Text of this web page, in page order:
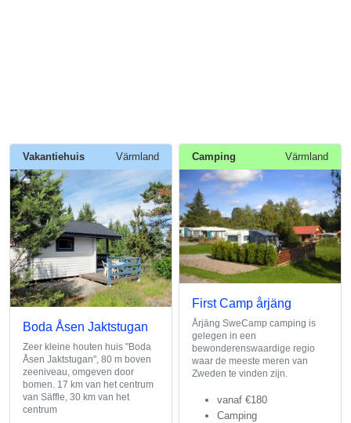
Vakantiehuis Värmland
Boda Åsen Jaktstugan
Zeer kleine houten huis "Boda
Åsen Jaktstugan", 80 m boven
zeeniveau, omgeven door
bomen. 17 km van het centrum
van Säffle, 30 km van het
centrum
Camping Värmland
First Camp årjäng
Årjäng SweCamp camping is
gelegen in een
bewonderenswaardige regio
waar de meeste meren van
Zweden te vinden zijn.
vanaf €180
Camping